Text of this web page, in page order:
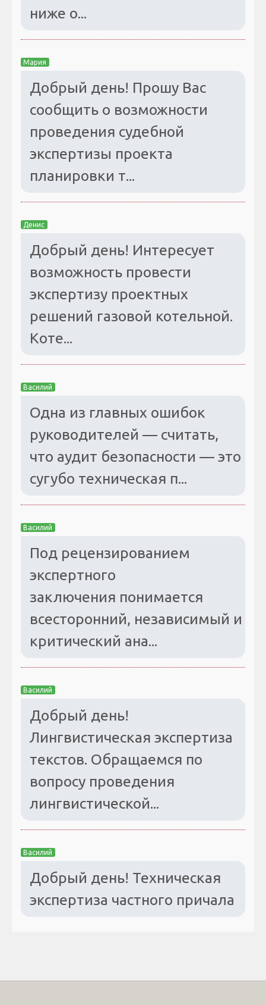
ниже о...
Мария
Добрый день! Прошу Вас
сообщить о возможности
проведения судебной
экспертизы проекта
планировки т...
Денис
Добрый день! Интересует
возможность провести
экспертизу проектных
решений газовой котельной.
Коте...
Василий
Одна из главных ошибок
руководителей — считать,
что аудит безопасности — это
сугубо техническая п...
Василий
Под рецензированием
экспертного
заключения понимается
всесторонний, независимый и
критический ана...
Василий
Добрый день!
Лингвистическая экспертиза
текстов. Обращаемся по
вопросу проведения
лингвистической...
Василий
Добрый день! Техническая
экспертиза частного причала